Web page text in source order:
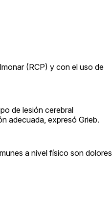
(RCP) y con el uso de
de lesión cerebral
adecuada, expresó Grieb.
a nivel físico son dolores